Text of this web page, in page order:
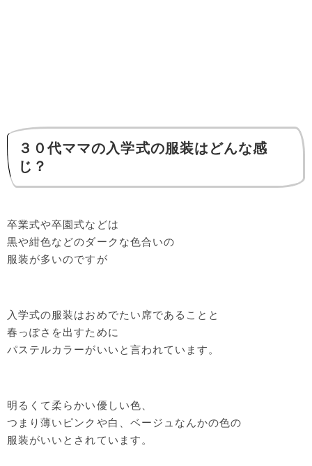
３０代ママの入学式の服装はどんな感
じ？
卒業式や卒園式などは
黒や紺色などのダークな色合いの
服装が多いのですが
入学式の服装はおめでたい席であることと
春っぽさを出すために
パステルカラーがいいと言われています。
明るくて柔らかい優しい色、
つまり薄いピンクや白、ベージュなんかの色の
服装がいいとされています。